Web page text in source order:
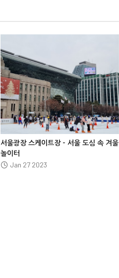

 

서울광장 스케이트장 – 서울 도심 속 겨울
놀이터
Jan 27 2023
